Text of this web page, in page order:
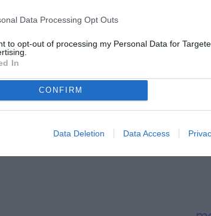
Data Processing Opt Outs
to opt-out of processing my Personal Data for
In
CONFIRM
Data Deletion Data Access